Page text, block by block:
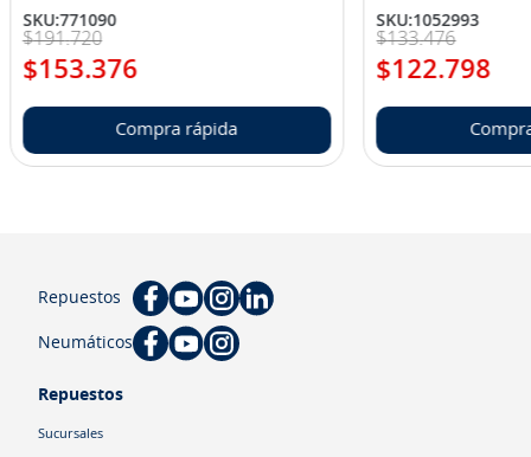
SKU:771090
$191.720
$153.376
Compra rápida
SKU:1052993
$133.476
$122.798
Repuestos
Neumáticos
Repuestos
Sucursales